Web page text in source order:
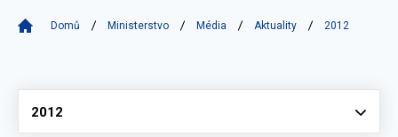
Domů Ministerstvo Média Aktuality 2012
Vyberte
2012